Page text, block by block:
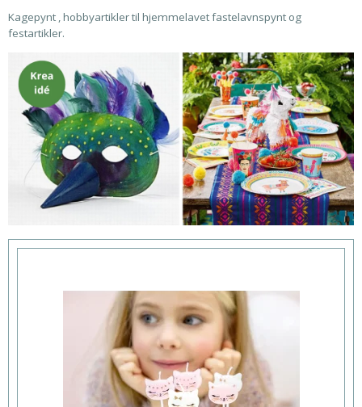
Kagepynt , hobbyartikler til hjemmelavet fastelavnspynt og
festartikler.